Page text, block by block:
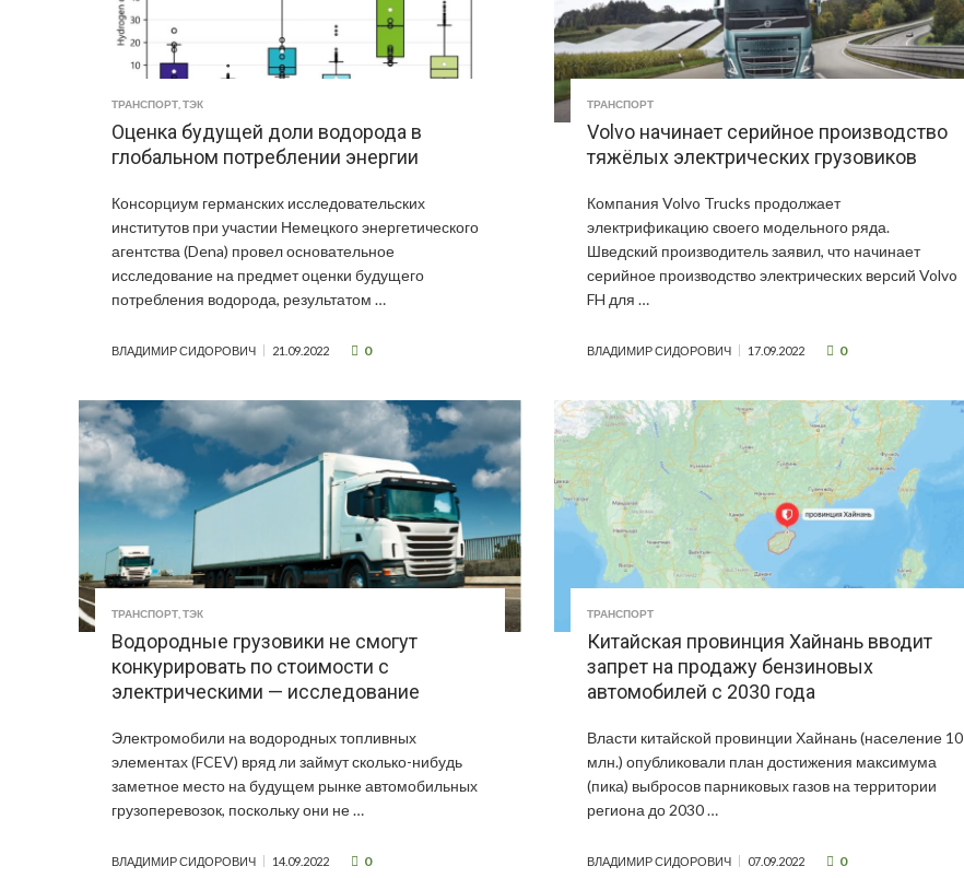
ТРАНСПОРТ ТЭК
Оценка будущей доли водорода в
глобальном потреблении энергии
Консорциум германских исследовательских
институтов при участии Немецкого энергетического
агентства (Dena) провел основательное
исследование на предмет оценки будущего
потребления водорода, результатом …
ВЛАДИМИР СИДОРОВИЧ 21.09.2022 0
ТРАНСПОРТ
Volvo начинает серийное производство
тяжёлых электрических грузовиков
Компания Volvo Trucks продолжает
электрификацию своего модельного ряда.
Шведский производитель заявил, что начинает
серийное производство электрических версий Volvo
FH для …
ВЛАДИМИР СИДОРОВИЧ 17.09.2022 0
ТРАНСПОРТ ТЭК
Водородные грузовики не смогут
конкурировать по стоимости с
электрическими — исследование
Электромобили на водородных топливных
элементах (FCEV) вряд ли займут сколько-нибудь
заметное место на будущем рынке автомобильных
грузоперевозок, поскольку они не …
ВЛАДИМИР СИДОРОВИЧ 14.09.2022 0
ТРАНСПОРТ
Китайская провинция Хайнань вводит
запрет на продажу бензиновых
автомобилей с 2030 года
Власти китайской провинции Хайнань (население 10
млн.) опубликовали план достижения максимума
(пика) выбросов парниковых газов на территории
региона до 2030 …
ВЛАДИМИР СИДОРОВИЧ 07.09.2022 0